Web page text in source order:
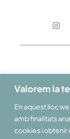
Valorem la
En aquest lloc
amb finalitats
cookies i obtenir
Et donem